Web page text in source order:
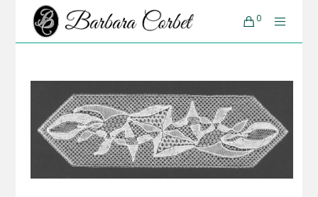
0